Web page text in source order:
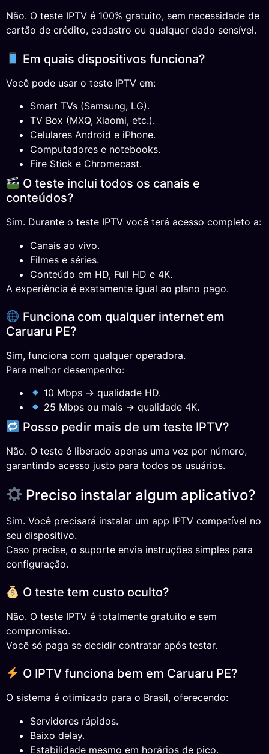
Não. O teste IPTV é 100% gratuito, sem necessidade de
cartão de crédito, cadastro ou qualquer dado sensível.
Em quais dispositivos funciona?
Você pode usar o teste IPTV em:
Smart TVs (Samsung, LG).
TV Box (MXQ, Xiaomi, etc.).
Celulares Android e iPhone.
Computadores e notebooks.
Fire Stick e Chromecast.
O teste inclui todos os canais e
conteúdos?
Sim. Durante o teste IPTV você terá acesso completo a:
Canais ao vivo.
Filmes e séries.
Conteúdo em HD, Full HD e 4K.
A experiência é exatamente igual ao plano pago.
Funciona com qualquer internet em
Caruaru PE?
Sim, funciona com qualquer operadora.
Para melhor desempenho:
10 Mbps → qualidade HD.
25 Mbps ou mais → qualidade 4K.
Posso pedir mais de um teste IPTV?
Não. O teste é liberado apenas uma vez por número,
garantindo acesso justo para todos os usuários.
Preciso instalar algum aplicativo?
Sim. Você precisará instalar um app IPTV compatível no
seu dispositivo.
Caso precise, o suporte envia instruções simples para
configuração.
O teste tem custo oculto?
Não. O teste IPTV é totalmente gratuito e sem
compromisso.
Você só paga se decidir contratar após testar.
O IPTV funciona bem em Caruaru PE?
O sistema é otimizado para o Brasil, oferecendo:
Servidores rápidos.
Baixo delay.
Estabilidade mesmo em horários de pico.